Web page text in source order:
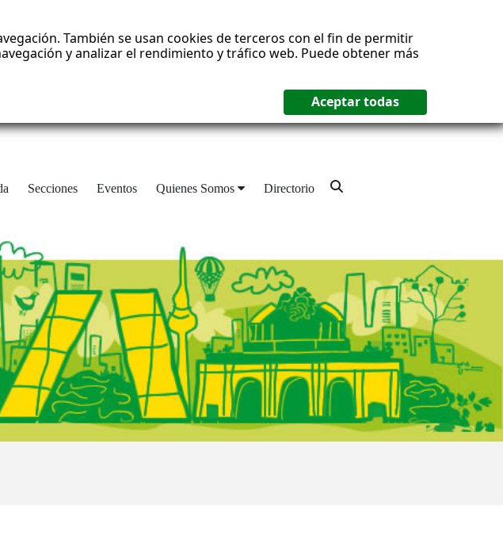
También se usan cookies de terceros con el fin de permitir
y analizar el rendimiento y tráfico web. Puede obtener más
Secciones Eventos Quienes Somos Directorio